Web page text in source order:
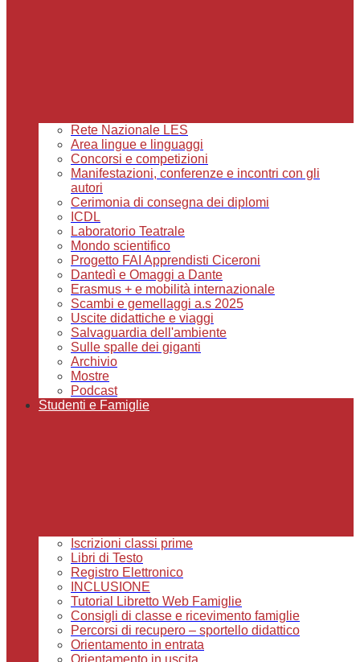
Rete Nazionale LES
Area lingue e linguaggi
Concorsi e competizioni
Manifestazioni, conferenze e incontri con gli
autori
Cerimonia di consegna dei diplomi
ICDL
Laboratorio Teatrale
Mondo scientifico
Progetto FAI Apprendisti Ciceroni
Dantedì e Omaggi a Dante
Erasmus + e mobilità internazionale
Scambi e gemellaggi a.s 2025
Uscite didattiche e viaggi
Salvaguardia dell'ambiente
Sulle spalle dei giganti
Archivio
Mostre
Podcast
Studenti e Famiglie
Iscrizioni classi prime
Libri di Testo
Registro Elettronico
INCLUSIONE
Tutorial Libretto Web Famiglie
Consigli di classe e ricevimento famiglie
Percorsi di recupero – sportello didattico
Orientamento in entrata